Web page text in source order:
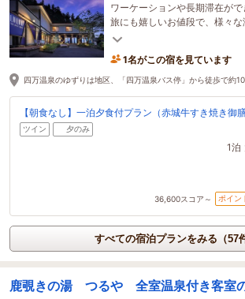
ワーケーションや長期滞在が
旅にも嬉しいお値段で、様々
案します。ぜひ新しい湯治の旅
1名がこの宿を見ています
四万温泉のゆずりは地区、「四万温泉バス停」から徒歩で約
【朝食なし】一泊夕食付プラン（赤城牛すき焼き御膳
ツイン 夕のみ
1泊
36,600スコア～ ポイン
すべての宿泊プランをみる（57
鹿覗きの湯 つるや 全室温泉付き客室